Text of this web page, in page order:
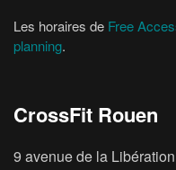
Les horaires de Free
planning.
CrossFit Rouen
9 avenue de la Libération